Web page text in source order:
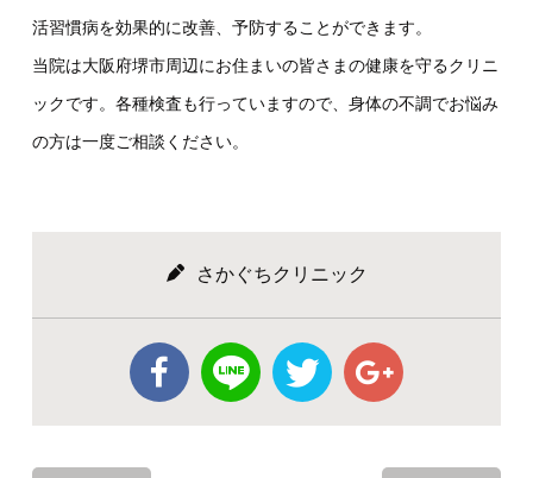
活習慣病を効果的に改善、予防することができます。
当院は大阪府堺市周辺にお住まいの皆さまの健康を守るクリニ
ックです。各種検査も行っていますので、身体の不調でお悩み
の方は一度ご相談ください。
さかぐちクリニック